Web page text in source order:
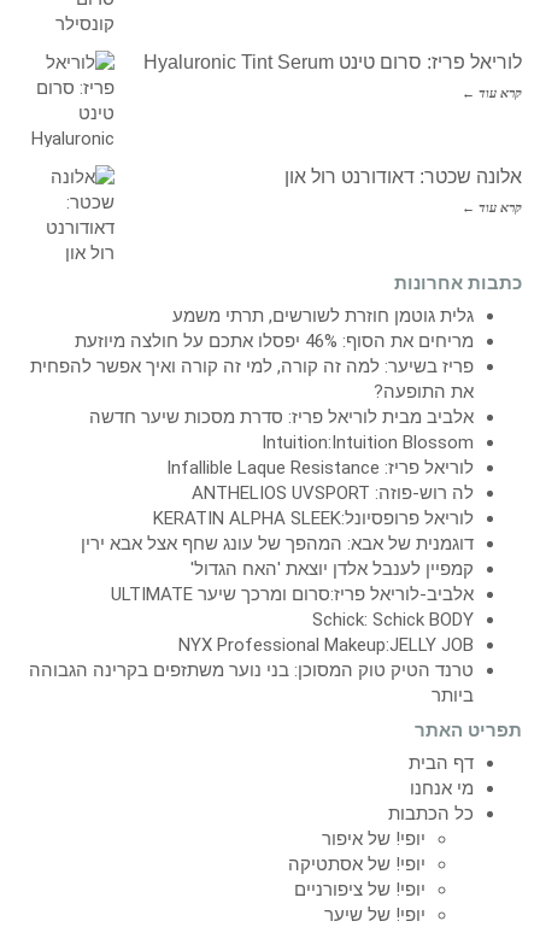
לוריאל פריז: סרום טינט Hyaluronic Tint Serum
קרא עוד ←
אלונה שכטר: דאודורנט רול און
קרא עוד ←
כתבות אחרונות
גלית גוטמן חוזרת לשורשים, תרתי משמע
מריחים את הסוף: 46% יפסלו אתכם על חולצה מיוזעת
פריז בשיער: למה זה קורה, למי זה קורה ואיך אפשר להפחית
את התופעה?
אלביב מבית לוריאל פריז: סדרת מסכות שיער חדשה
Intuition:Intuition Blossom
לוריאל פריז: Infallible Laque Resistance
לה רוש-פוזה: ANTHELIOS UVSPORT
לוריאל פרופסיונל:KERATIN ALPHA SLEEK
דוגמנית של אבא: המהפך של עונג שחף אצל אבא ירין
קמפיין לענבל אלדן יוצאת 'האח הגדול'
אלביב-לוריאל פריז:סרום ומרכך שיער ULTIMATE
Schick: Schick BODY
NYX Professional Makeup:JELLY JOB
טרנד הטיק טוק המסוכן: בני נוער משתזפים בקרינה הגבוהה
ביותר
תפריט האתר
דף הבית
מי אנחנו
כל הכתבות
יופי! של איפור
יופי! של אסתטיקה
יופי! של ציפורניים
יופי! של שיער